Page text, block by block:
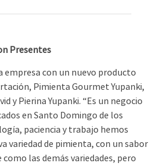
Presentes
empresa con un nuevo producto
Pimienta Gourmet Yupanki,
y Pierina Yupanki. “Es un negocio
en Santo Domingo de los
paciencia y trabajo hemos
variedad de pimienta, con un sabor
las demás variedades, pero